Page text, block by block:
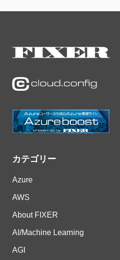
カテゴリー
Azure
AWS
About FIXER
AI/Machine Learning
AGI